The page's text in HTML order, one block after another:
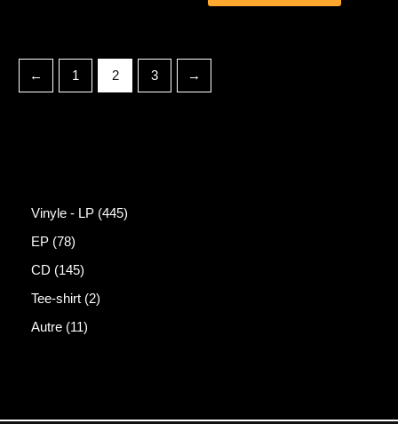
Vinyle - LP 445
EP 78
CD
145
Tee-shirt
2
Autre
11
← 1 2 3 →